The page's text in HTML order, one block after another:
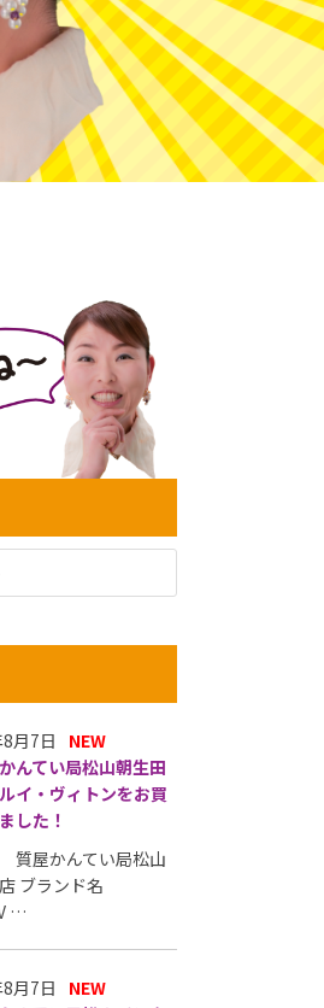
月7日
NEW
かんてい局松山朝生田
イ・ヴィトンをお買
した！
質屋かんてい局松山
ブランド名
…
月7日
NEW